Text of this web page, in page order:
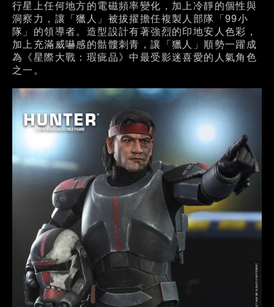
行星上任何地方的電磁頻率變化，加上冷靜的個性與
洞察力，讓「獵人」被拔擢擔任複製人部隊「99小
隊」的領導者。造型設計有著強烈的印地安人色彩，
加上充滿威嚇感的骷髏刺青，讓「獵人」順勢一躍成
為《星際大戰：瑕疵品》中最受影迷喜愛的人氣角色
之一。